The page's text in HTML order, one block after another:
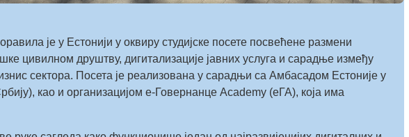
је у Естонији у оквиру студијске посете посвећене размени
цивилном друштву, дигитализације јавних услуга и сарадње између
сектора. Посета је реализована у сарадњи са Амбасадом Естоније у
као и организацијом е-Говернанце Academy (еГА), која има